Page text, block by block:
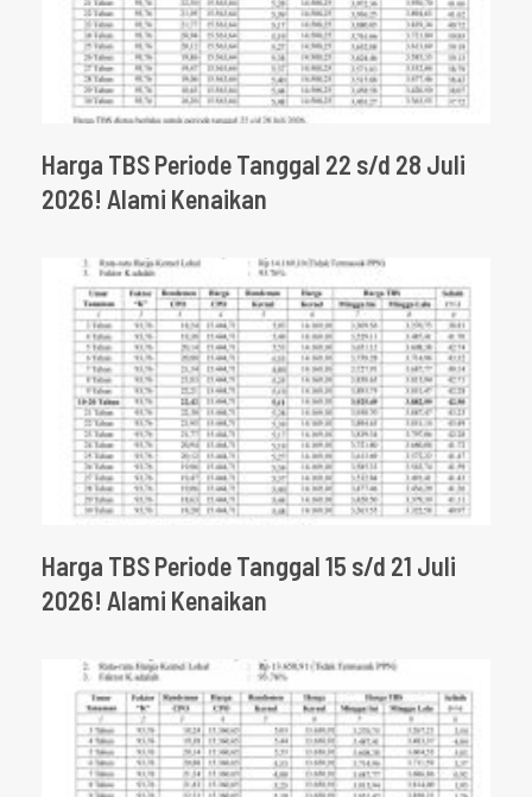
Harga TBS Periode Tanggal 22 s/d 28 Juli
2026! Alami Kenaikan
Harga TBS Periode Tanggal 15 s/d 21 Juli
2026! Alami Kenaikan